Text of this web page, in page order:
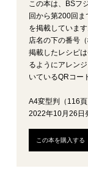
この本は、BSフ
回から第200回
を掲載しています
店名の下の番号
掲載したレシピ
るようにアレン
いているQRコー
A4変型判（116頁
2022年10月26日
この本を購入する